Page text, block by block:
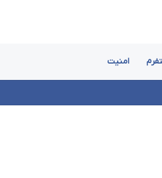
امنیت